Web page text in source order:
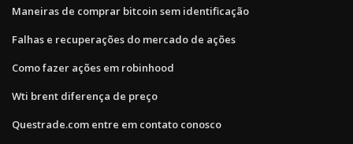
Maneiras de comprar bitcoin sem identificação
Falhas e recuperações do mercado de ações
Como fazer ações em robinhood
Wti brent diferença de preço
Questrade.com entre em contato conosco